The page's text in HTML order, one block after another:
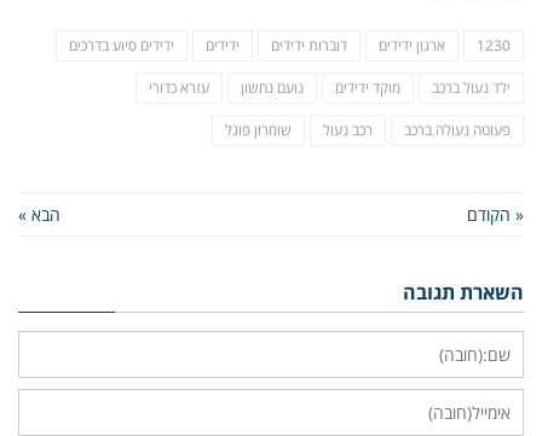
1230 ארגון ידידים דוברות ידידים ידידים ידידים סיוע בדרכים
ילד נעול ברכב מוקד ידידים נועם נחשון עזרא כדורי
פעוטה נעולה ברכב רכב נעול שומרון פוגל
« הקודם הבא »
השארת תגובה